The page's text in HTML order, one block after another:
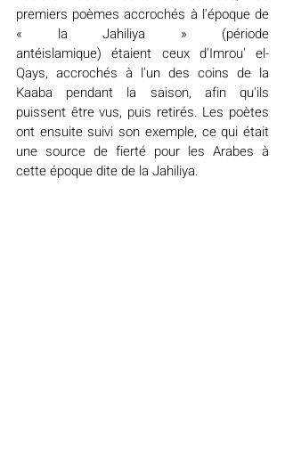
premiers poèmes accrochés à l'époque de
« la Jahiliya » (période
antéislamique) étaient ceux d'Imrou' el-
Qays, accrochés à l'un des coins de la
Kaaba pendant la saison, afin qu'ils
puissent être vus, puis retirés. Les poètes
ont ensuite suivi son exemple, ce qui était
une source de fierté pour les Arabes à
cette époque dite de la Jahiliya.